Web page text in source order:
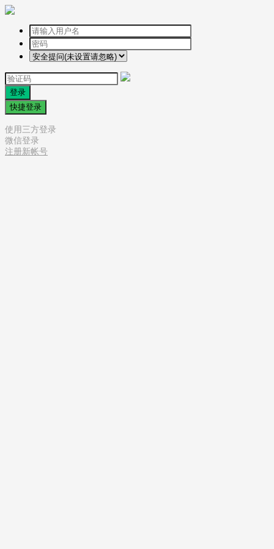
登录
快捷登录
使用三方登录
微信登录
注册新帐号